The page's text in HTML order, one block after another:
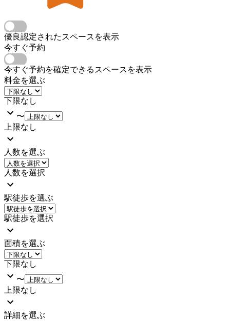
優良認定されたスペースを表示
今すぐ予約
今すぐ予約を確定できるスペースを表示
料金を選ぶ
下限なし
〜
上限なし
人数を選ぶ
人数を選択
駅徒歩を選ぶ
駅徒歩を選択
面積を選ぶ
下限なし
〜
上限なし
詳細を選ぶ